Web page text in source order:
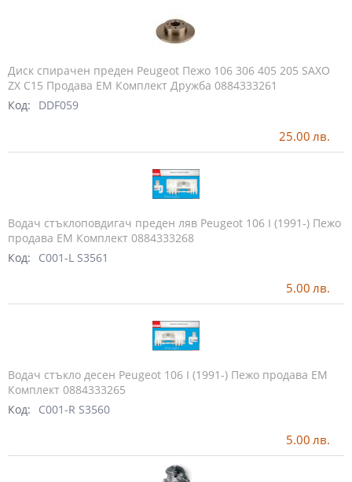
Диск спирачен преден Peugeot Пежо 106 306 405 205 SAXO
ZX C15 Продава ЕМ Комплект Дружба 0884333261
Код:
DDF059
25.00 лв.
Водач стъклоповдигач преден ляв Peugeot 106 I (1991-) Пежо
продава ЕМ Комплект 0884333268
Код:
C001-L S3561
5.00 лв.
Водач стъкло десен Peugeot 106 I (1991-) Пежо продава ЕМ
Комплект 0884333265
Код:
C001-R S3560
5.00 лв.